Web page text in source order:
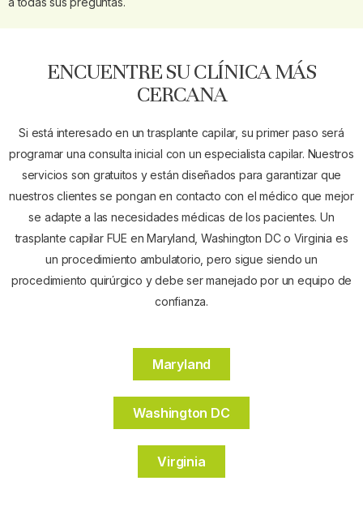
ENCUENTRE SU CLÍNICA MÁS
CERCANA
Si está interesado en un trasplante capilar, su primer paso será
programar una consulta inicial con un especialista capilar. Nuestros
servicios son gratuitos y están diseñados para garantizar que
nuestros clientes se pongan en contacto con el médico que mejor
se adapte a las necesidades médicas de los pacientes. Un
trasplante capilar FUE en Maryland, Washington DC o Virginia es
un procedimiento ambulatorio, pero sigue siendo un
procedimiento quirúrgico y debe ser manejado por un equipo de
confianza.
Maryland
Washington DC
Virginia